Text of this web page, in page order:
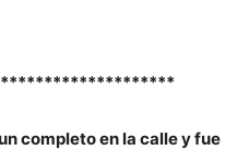
completo en la calle y fue